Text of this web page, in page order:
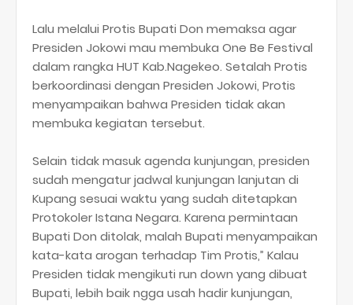
Lalu melalui Protis Bupati Don memaksa agar
Presiden Jokowi mau membuka One Be Festival
dalam rangka HUT Kab.Nagekeo. Setalah Protis
berkoordinasi dengan Presiden Jokowi, Protis
menyampaikan bahwa Presiden tidak akan
membuka kegiatan tersebut.
Selain tidak masuk agenda kunjungan, presiden
sudah mengatur jadwal kunjungan lanjutan di
Kupang sesuai waktu yang sudah ditetapkan
Protokoler Istana Negara. Karena permintaan
Bupati Don ditolak, malah Bupati menyampaikan
kata-kata arogan terhadap Tim Protis,” Kalau
Presiden tidak mengikuti run down yang dibuat
Bupati, lebih baik ngga usah hadir kunjungan,